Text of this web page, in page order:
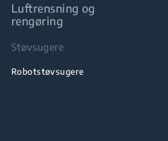
Luftrensning og
rengøring
Støvsugere
Robotstøvsugere